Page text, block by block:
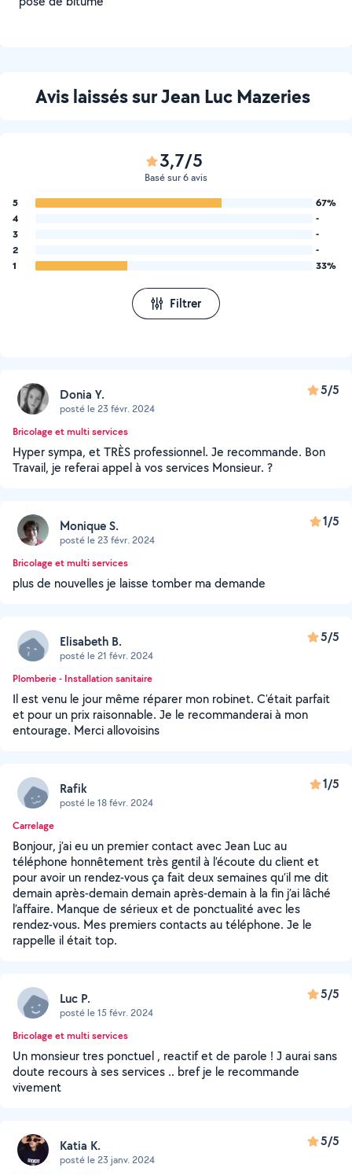
Avis laissés sur Jean Luc Mazeries
3,7/5
Basé sur 6 avis
5
67%
4
-
3
-
2
-
1
33%
Filtrer
Donia Y.
posté le 23 févr. 2024
5/5
Bricolage et multi services
Hyper sympa, et TRÈS professionnel. Je recommande. Bon
Travail, je referai appel à vos services Monsieur. ?
Monique S.
posté le 23 févr. 2024
1/5
Bricolage et multi services
plus de nouvelles je laisse tomber ma demande
Elisabeth B.
posté le 21 févr. 2024
5/5
Plomberie - Installation sanitaire
Il est venu le jour même réparer mon robinet. C'était parfait
et pour un prix raisonnable. Je le recommanderai à mon
entourage. Merci allovoisins
Rafik
posté le 18 févr. 2024
1/5
Carrelage
Bonjour, j’ai eu un premier contact avec Jean Luc au
téléphone honnêtement très gentil à l’écoute du client et
pour avoir un rendez-vous ça fait deux semaines qu’il me dit
demain après-demain demain après-demain à la fin j’ai lâché
l’affaire. Manque de sérieux et de ponctualité avec les
rendez-vous. Mes premiers contacts au téléphone. Je le
rappelle il était top.
Luc P.
posté le 15 févr. 2024
5/5
Bricolage et multi services
Un monsieur tres ponctuel , reactif et de parole ! J aurai sans
doute recours à ses services .. bref je le recommande
vivement
Katia K.
posté le 23 janv. 2024
5/5